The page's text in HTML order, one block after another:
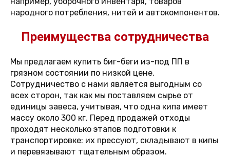
народного потребления, нитей и автокомпонентов.
Преимущества сотрудничества
Мы предлагаем купить биг-беги из-под ПП в
грязном состоянии по низкой цене.
Сотрудничество с нами является выгодным со
всех сторон, так как мы поставляем сырье от
единицы завеса, учитывая, что одна кипа имеет
массу около 300 кг. Перед продажей отходы
проходят несколько этапов подготовки к
транспортировке: их прессуют, складывают в кипы
и перевязывают тщательным образом.